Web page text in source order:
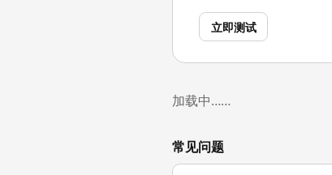
立即测试
加载中……
常见问题